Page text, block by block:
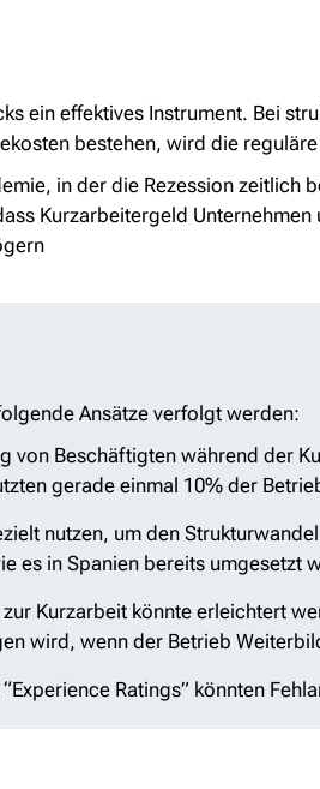
ein effektives Instrument. Bei
bestehen, wird die
in der die Rezession zeitlich
Kurzarbeitergeld
Ansätze verfolgt werden:
von Beschäftigten während der
gerade einmal 10% der
nutzen, um den
es in Spanien bereits umgesetzt
Kurzarbeit könnte erleichtert
wird, wenn der Betrieb
Ratings” könnten